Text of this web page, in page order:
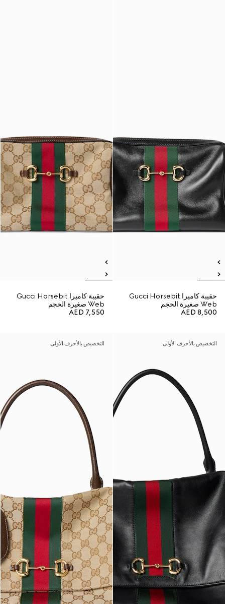
حقيبة كاميرا Gucci Horsebit
Web صغيرة الحجم
AED 8,500
حقيبة كاميرا Gucci Horsebit
Web صغيرة الحجم
AED 7,550
التخصيص بالأحرف الأولى التخصيص بالأحرف الأولى